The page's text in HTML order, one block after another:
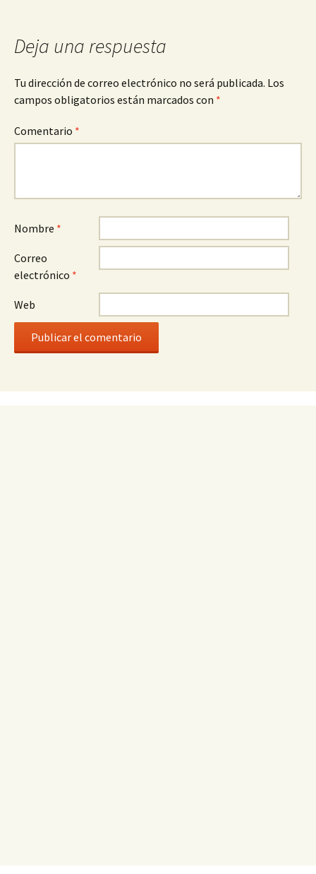
Deja una respuesta
Tu dirección de correo electrónico no será publicada. Los
campos obligatorios están marcados con *
Comentario *
Nombre *
Correo
electrónico *
Web